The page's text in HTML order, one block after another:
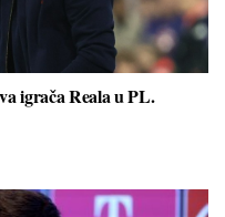
igrača Reala u PL.